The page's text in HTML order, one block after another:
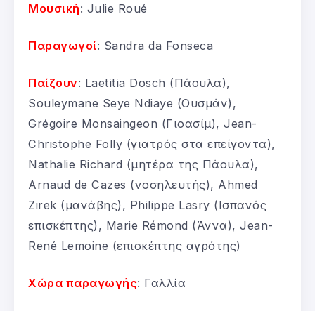
Μουσική: Julie Roué
Παραγωγοί: Sandra da Fonseca
Παίζουν: Laetitia Dosch (Πάουλα),
Souleymane Seye Ndiaye (Ουσμάν),
Grégoire Monsaingeon (Γιοασίμ), Jean-
Christophe Folly (γιατρός στα επείγοντα),
Nathalie Richard (μητέρα της Πάουλα),
Arnaud de Cazes (νοσηλευτής), Ahmed
Zirek (μανάβης), Philippe Lasry (Ισπανός
επισκέπτης), Marie Rémond (Άννα), Jean-
René Lemoine (επισκέπτης αγρότης)
Χώρα παραγωγής: Γαλλία